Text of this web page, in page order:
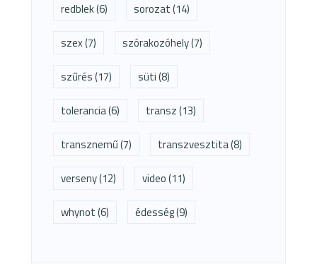
redblek(6) sorozat(14)
szex(7) szórakozóhely(7)
szűrés(17) süti(8)
tolerancia(6) transz(13)
transznemű(7) transzvesztita(8)
verseny(12) video(11)
whynot(6) édesség(9)